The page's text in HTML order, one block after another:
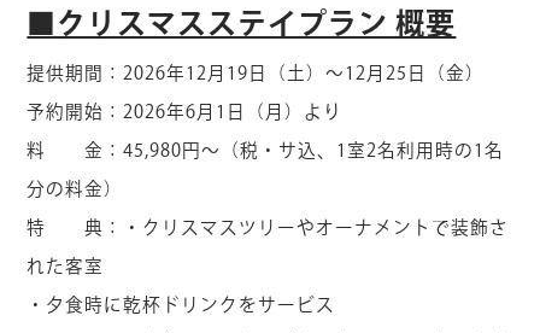
■クリスマスステイプラン 概要
提供期間：2026年12月19日（土）～12月25日（金）
予約開始：2026年6月1日（月）より
料 金：45,980円～（税・サ込、1室2名利用時の1名
分の料金）
特 典：・クリスマスツリーやオーナメントで装飾さ
れた客室
・夕食時に乾杯ドリンクをサービス